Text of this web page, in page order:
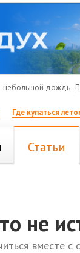
небольшой дождь
Где купаться
Статьи
не
вместе с